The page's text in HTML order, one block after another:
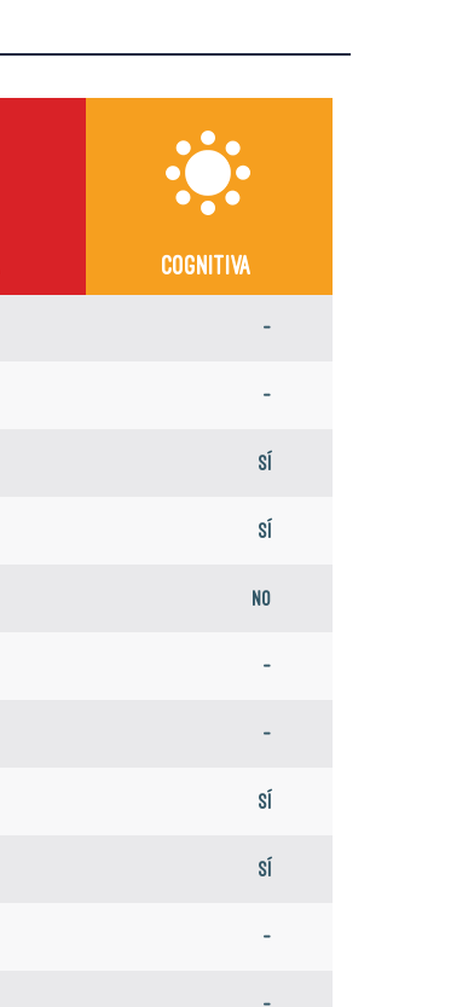
COGNITIVA
-
-
Sí
Sí
No
-
-
Sí
Sí
-